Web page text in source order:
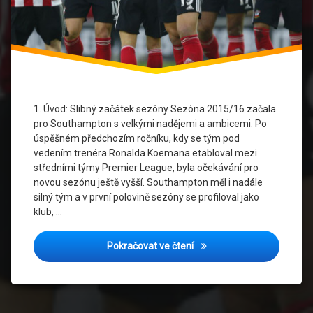
1. Úvod: Slibný začátek sezóny Sezóna 2015/16 začala
pro Southampton s velkými nadějemi a ambicemi. Po
úspěšném předchozím ročníku, kdy se tým pod
vedením trenéra Ronalda Koemana etabloval mezi
středními týmy Premier League, byla očekávání pro
novou sezónu ještě vyšší. Southampton měl i nadále
silný tým a v první polovině sezóny se profiloval jako
klub, …
Pokračovat ve čteníJarní krize: Jak
2015/16
Southampton
Southampton
FC dres
Zranění